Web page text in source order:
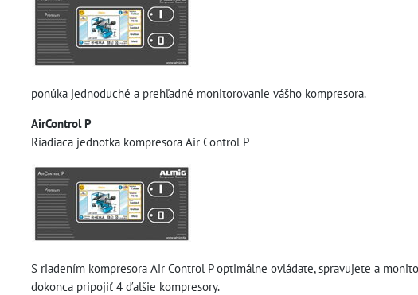
ponúka jednoduché a prehľadné monitorovanie vášho kompresora.
AirControl P
Riadiaca jednotka kompresora Air Control P
S riadením kompresora Air Control P optimálne ovládate, spravujete a
dokonca pripojiť 4 ďalšie kompresory.